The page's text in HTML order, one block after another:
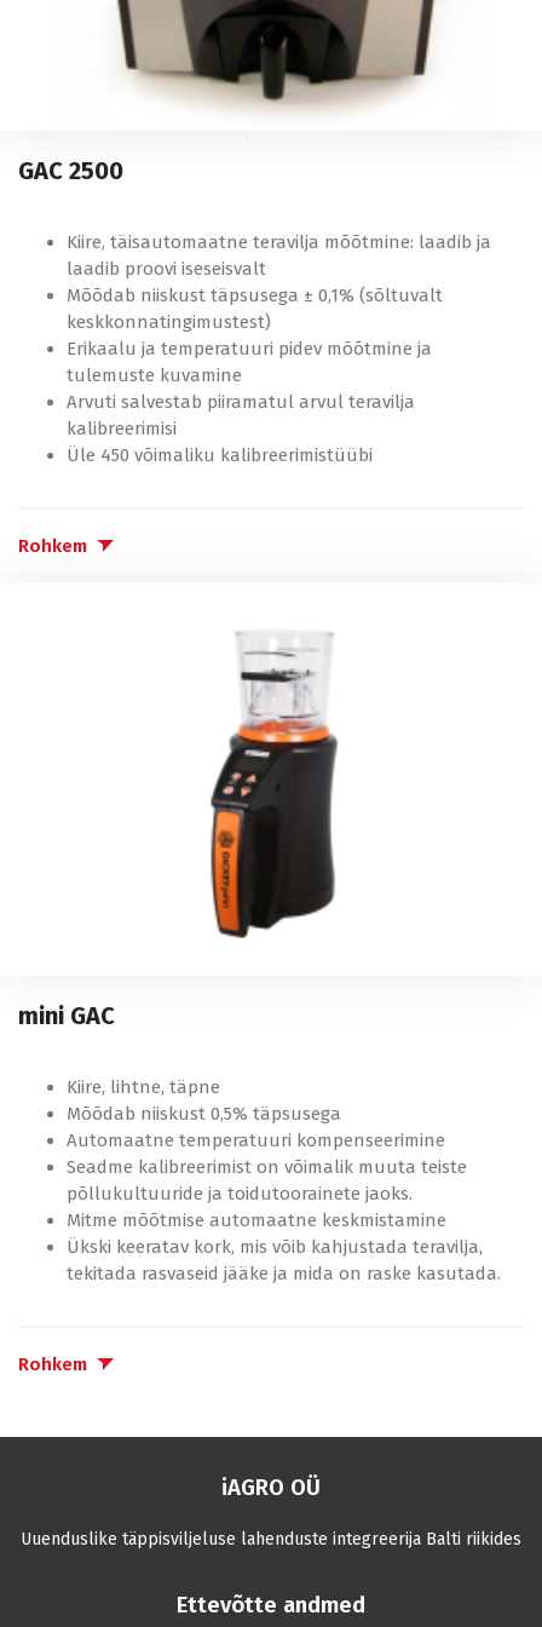
Paralleelne juhtimine
Rakendage juhtimine
Veemajandus
GAC 2500
Kiire, täisautomaatne teravilja mõõtmine: laadib ja
laadib proovi iseseisvalt
Mõõdab niiskust täpsusega ± 0,1% (sõltuvalt
keskkonnatingimustest)
Erikaalu ja temperatuuri pidev mõõtmine ja
tulemuste kuvamine
Arvuti salvestab piiramatul arvul teravilja
kalibreerimisi
Üle 450 võimaliku kalibreerimistüübi
Rohkem
mini GAC
Kiire, lihtne, täpne
Mõõdab niiskust 0,5% täpsusega
Automaatne temperatuuri kompenseerimine
Seadme kalibreerimist on võimalik muuta teiste
põllukultuuride ja toidutoorainete jaoks.
Mitme mõõtmise automaatne keskmistamine
Ükski keeratav kork, mis võib kahjustada teravilja,
tekitada rasvaseid jääke ja mida on raske kasutada.
Rohkem
iAGRO OÜ
Uuenduslike täppisviljeluse lahenduste integreerija Balti riikides
Ettevõtte andmed